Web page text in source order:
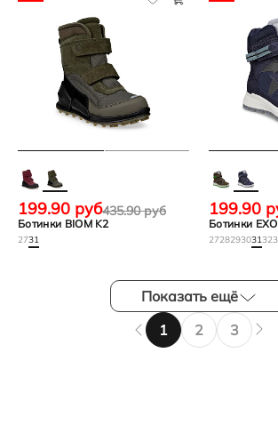
Ботинки BIOM K2
435.90 руб
199.90 руб
2731
Ботинки
199.90
272829303132
1 2 3
Показать ещё